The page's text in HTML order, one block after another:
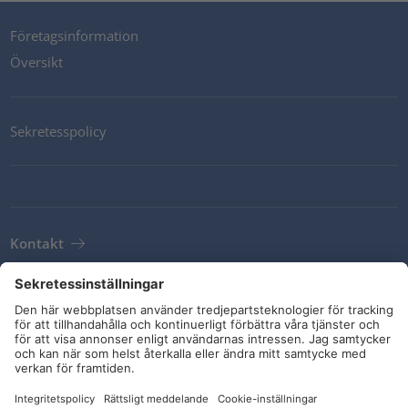
Företagsinformation
Översikt
Sekretesspolicy
Kontakt
Leveransvillkor
Riktlinjer och åtaganden